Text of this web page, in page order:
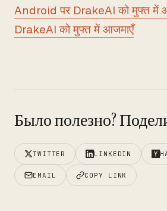
Android पर DrakeAI को मुफ्त में
DrakeAI को मुफ्त में आजमाएँ
Было полезно?
TWITTER LINKEDIN
EMAIL COPY LINK